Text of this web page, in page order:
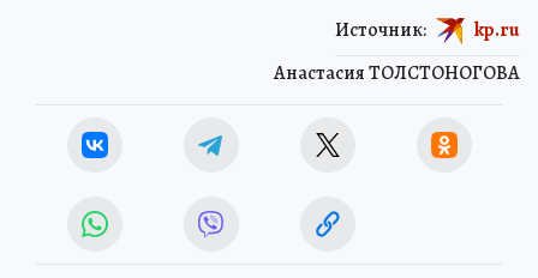
Анастасия ТОЛСТОНОГОВА
Источник: kp.ru